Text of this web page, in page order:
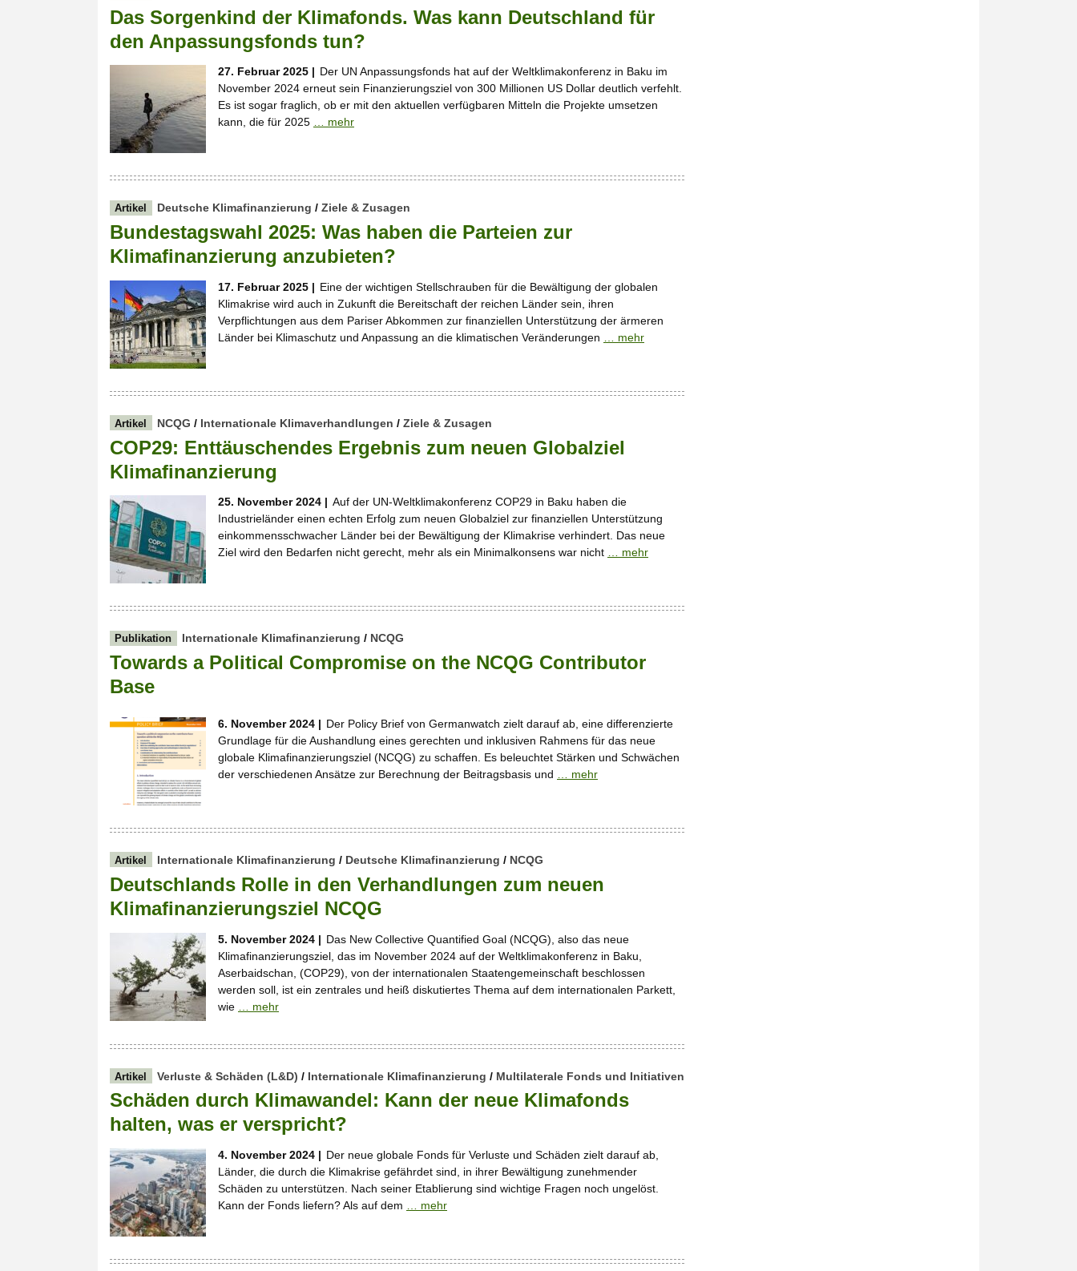
Das Sorgenkind der Klimafonds. Was kann Deutschland für
den Anpassungsfonds tun?
27. Februar 2025 | Der UN Anpassungsfonds hat auf der Weltklimakonferenz in Baku im
November 2024 erneut sein Finanzierungsziel von 300 Millionen US Dollar deutlich verfehlt.
Es ist sogar fraglich, ob er mit den aktuellen verfügbaren Mitteln die Projekte umsetzen
kann, die für 2025 … mehr
Artikel Deutsche Klimafinanzierung / Ziele & Zusagen
Bundestagswahl 2025: Was haben die Parteien zur
Klimafinanzierung anzubieten?
17. Februar 2025 | Eine der wichtigen Stellschrauben für die Bewältigung der globalen
Klimakrise wird auch in Zukunft die Bereitschaft der reichen Länder sein, ihren
Verpflichtungen aus dem Pariser Abkommen zur finanziellen Unterstützung der ärmeren
Länder bei Klimaschutz und Anpassung an die klimatischen Veränderungen
… mehr
Artikel NCQG / Internationale Klimaverhandlungen / Ziele & Zusagen
COP29: Enttäuschendes Ergebnis zum neuen Globalziel
Klimafinanzierung
25. November 2024 | Auf der UN-Weltklimakonferenz COP29 in Baku haben die
Industrieländer einen echten Erfolg zum neuen Globalziel zur finanziellen Unterstützung
einkommensschwacher Länder bei der Bewältigung der Klimakrise verhindert. Das neue
Ziel wird den Bedarfen nicht gerecht, mehr als ein Minimalkonsens war nicht … mehr
Publikation Internationale Klimafinanzierung / NCQG
Towards a Political Compromise on the NCQG Contributor
Base
6. November 2024 | Der Policy Brief von Germanwatch zielt darauf ab, eine differenzierte
Grundlage für die Aushandlung eines gerechten und inklusiven Rahmens für das neue
globale Klimafinanzierungsziel (NCQG) zu schaffen. Es beleuchtet Stärken und Schwächen
der verschiedenen Ansätze zur Berechnung der Beitragsbasis und
… mehr
Artikel Internationale Klimafinanzierung / Deutsche Klimafinanzierung / NCQG
Deutschlands Rolle in den Verhandlungen zum neuen
Klimafinanzierungsziel NCQG
5. November 2024 | Das New Collective Quantified Goal (NCQG), also das neue
Klimafinanzierungsziel, das im November 2024 auf der Weltklimakonferenz in Baku,
Aserbaidschan, (COP29), von der internationalen Staatengemeinschaft beschlossen
werden soll, ist ein zentrales und heiß diskutiertes Thema auf dem internationalen Parkett,
wie
… mehr
Artikel Verluste & Schäden (L&D) / Internationale Klimafinanzierung / Multilaterale Fonds und Initiativen
Schäden durch Klimawandel: Kann der neue Klimafonds
halten, was er verspricht?
4. November 2024 | Der neue globale Fonds für Verluste und Schäden zielt darauf ab,
Länder, die durch die Klimakrise gefährdet sind, in ihrer Bewältigung zunehmender
Schäden zu unterstützen. Nach seiner Etablierung sind wichtige Fragen noch ungelöst.
Kann der Fonds liefern? Als auf dem
… mehr